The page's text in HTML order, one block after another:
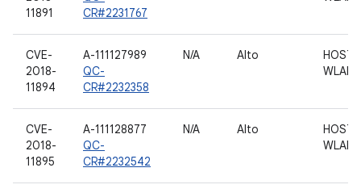
11891
CR#2231767
CVE-
2018-
11894
A-111127989
QC-
CR#2232358
N/A Alto
HOST
WLAN
CVE-
2018-
11895
A-111128877
QC-
CR#2232542
N/A Alto
HOST
WLAN